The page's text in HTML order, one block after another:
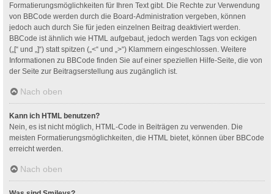
Formatierungsmöglichkeiten für Ihren Text gibt. Die Rechte zur Verwendung
von BBCode werden durch die Board-Administration vergeben, können
jedoch auch durch Sie für jeden einzelnen Beitrag deaktiviert werden.
BBCode ist ähnlich wie HTML aufgebaut, jedoch werden Tags von eckigen
(„[“ und „]“) statt spitzen („<“ und „>“) Klammern eingeschlossen. Weitere
Informationen zu BBCode finden Sie auf einer speziellen Hilfe-Seite, die von
der Seite zur Beitragserstellung aus zugänglich ist.
Nach oben
Kann ich HTML benutzen?
Nein, es ist nicht möglich, HTML-Code in Beiträgen zu verwenden. Die
meisten Formatierungsmöglichkeiten, die HTML bietet, können über BBCode
erreicht werden.
Nach oben